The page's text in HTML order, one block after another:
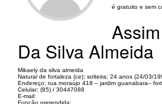
é gratuito e sem
Da Silva Almeida
Mikaely da silva almeida
Natural de fortaleza (ce); solteira; 24 anos (24/03/
Endereço: rua moraújo 418 – jardim guanabara–
Celular: (85) / 30447088
E-mail:
Função pretendida: